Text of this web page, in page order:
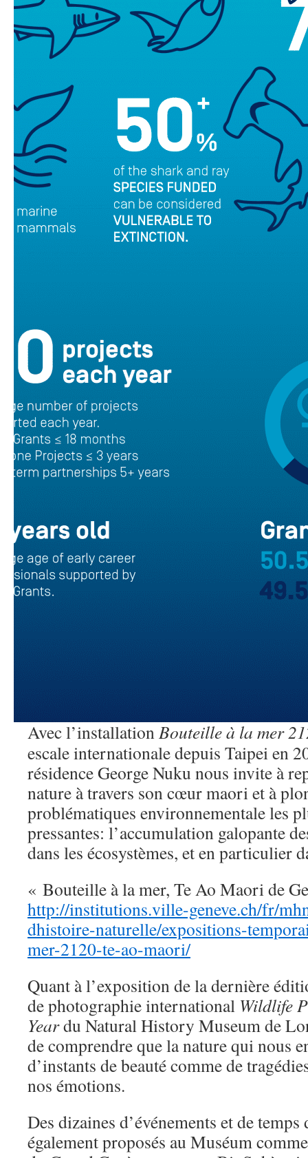
Avec l’installationBouteille à la mer
escale internationale depuis Taipei en
résidence George Nuku nous invite à
nature à travers son cœur maori et à
problématiques environnementale les
pressantes: l’accumulation galopante
dans les écosystèmes, et en particulier
« Bouteille à la mer, Te Ao Maori de
http://institutions.ville-geneve.ch/fr/
dhistoire-naturelle/expositions-
mer-2120-te-ao-maori/
Quant à l’exposition de la dernière
de photographie international Wildlife
Yeardu Natural History Museum de
de comprendre que la nature qui nous
d’instants de beauté comme de
nos émotions.
Des dizaines d’événements et de
également proposés au Muséum